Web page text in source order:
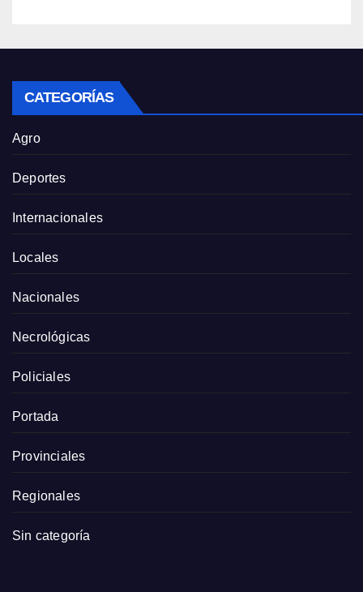
CATEGORÍAS
Agro
Deportes
Internacionales
Locales
Nacionales
Necrológicas
Policiales
Portada
Provinciales
Regionales
Sin categoría